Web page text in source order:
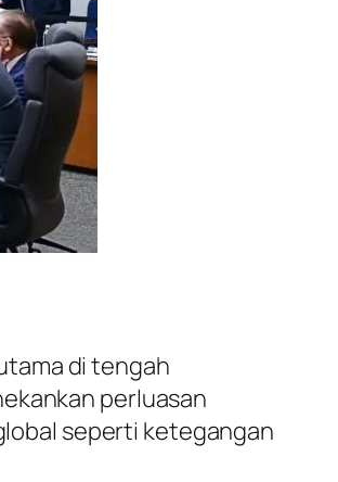
di tengah
perluasan
seperti ketegangan